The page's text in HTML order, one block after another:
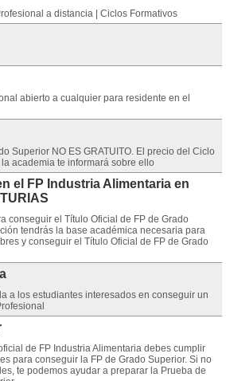
a distancia | Ciclos Formativos
abierto a cualquier para residente en el
Superior NO ES GRATUITO. El precio del Ciclo
academia te informará sobre ello
el FP Industria Alimentaria en
conseguir el Título Oficial de FP de Grado
tendrás la base académica necesaria para
y conseguir el Título Oficial de FP de Grado
a los estudiantes interesados en conseguir un
de FP Industria Alimentaria debes cumplir
para conseguir la FP de Grado Superior. Si no
te podemos ayudar a preparar la Prueba de